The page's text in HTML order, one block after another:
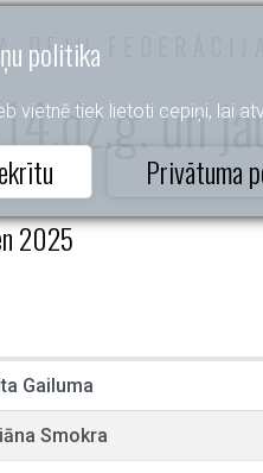
politika
vietnē tiek lietoti cepiņi, lai
Privātuma
DEJU FEDERĀCIJA
un
2025
Gailuma
Smokra